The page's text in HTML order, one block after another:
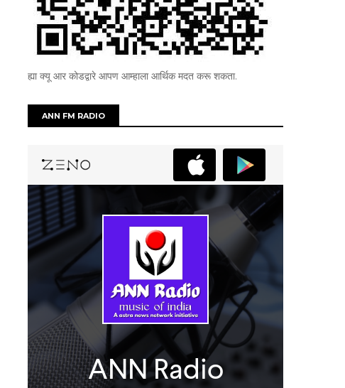
ह्या क्यू आर कोडद्वारे आपण आम्हाला आर्थिक मदत करू शकता.
ANN FM RADIO